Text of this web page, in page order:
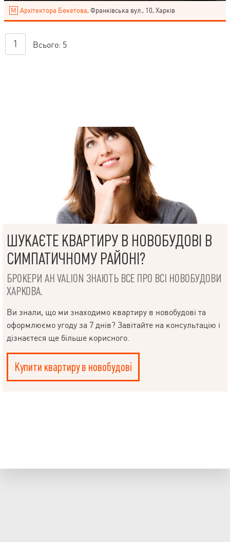
Архітектора Бекетова,Франківська вул., 10, Харків
1 Всього: 5
ШУКАЄТЕ КВАРТИРУ В НОВОБУДОВІ В
СИМПАТИЧНОМУ РАЙОНІ?
БРОКЕРИ АН VALION ЗНАЮТЬ ВСЕ ПРО ВСІ НОВОБУДОВИ
ХАРКОВА.
Ви знали, що ми знаходимо квартиру в новобудові та
оформлюємо угоду за 7 днів? Завітайте на консультацію і
дізнаєтеся ще більше корисного.
Купити квартиру в новобудові